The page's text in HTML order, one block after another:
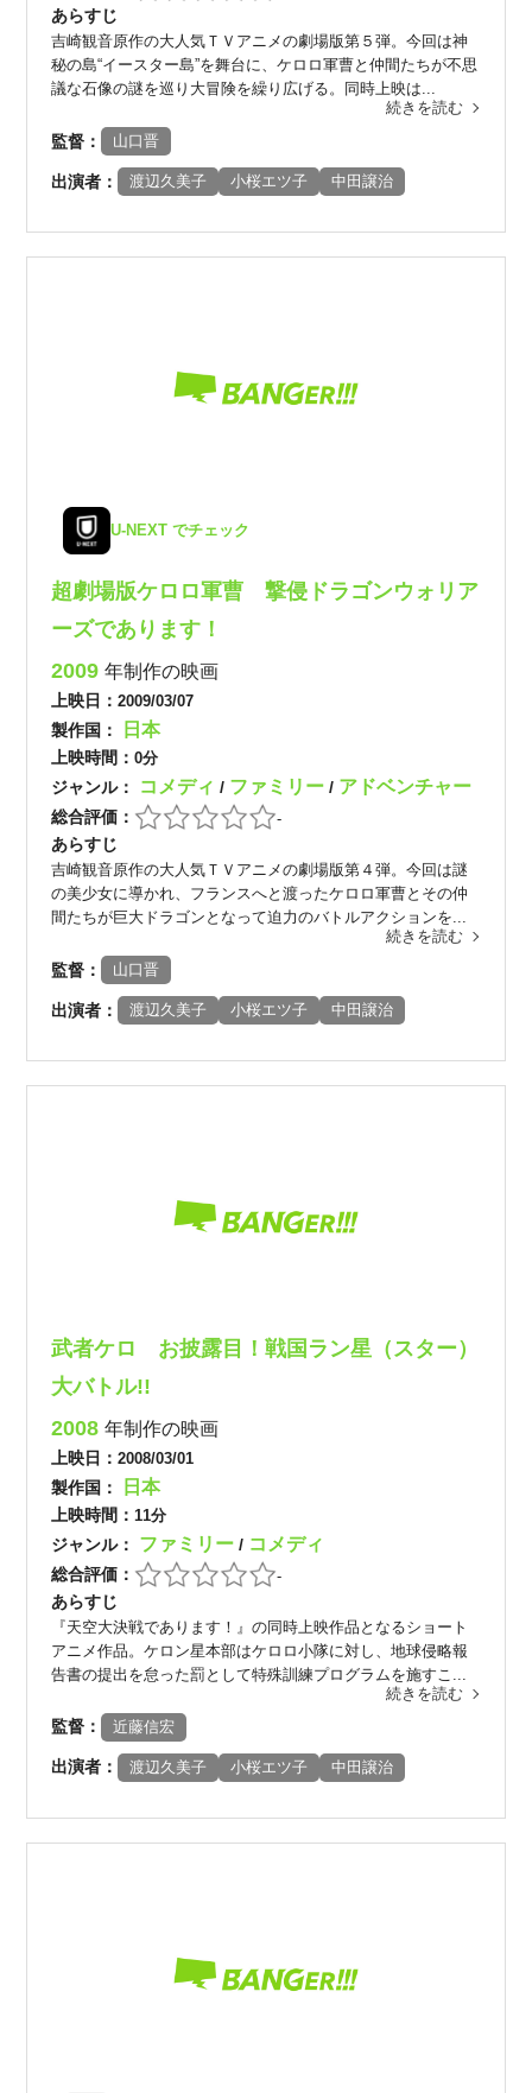
あらすじ
吉崎観音原作の大人気ＴＶアニメの劇場版第５弾。今回は神
秘の島“イースター島”を舞台に、ケロロ軍曹と仲間たちが不思
議な石像の謎を巡り大冒険を繰り広げる。同時上映は...
続きを読む
監督： 山口晋
出演者： 渡辺久美子 小桜エツ子 中田譲治
U-NEXT でチェック
超劇場版ケロロ軍曹 撃侵ドラゴンウォリア
ーズであります！
2009年制作の映画
上映日：2009/03/07
製作国： 日本
上映時間：0分
ジャンル： コメディ/ ファミリー/ アドベンチャー
総合評価： -
あらすじ
吉崎観音原作の大人気ＴＶアニメの劇場版第４弾。今回は謎
の美少女に導かれ、フランスへと渡ったケロロ軍曹とその仲
間たちが巨大ドラゴンとなって迫力のバトルアクションを...
続きを読む
監督： 山口晋
出演者： 渡辺久美子 小桜エツ子 中田譲治
武者ケロ お披露目！戦国ラン星（スター）
大バトル!!
2008年制作の映画
上映日：2008/03/01
製作国： 日本
上映時間： 11分
ジャンル： ファミリー/ コメディ
総合評価： -
あらすじ
『天空大決戦であります！』の同時上映作品となるショート
アニメ作品。ケロン星本部はケロロ小隊に対し、地球侵略報
告書の提出を怠った罰として特殊訓練プログラムを施すこ...
続きを読む
監督： 近藤信宏
出演者： 渡辺久美子 小桜エツ子 中田譲治